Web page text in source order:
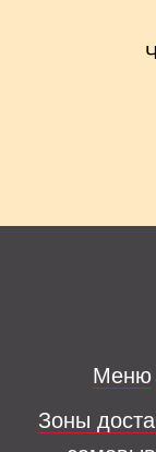
Меню
Зоны